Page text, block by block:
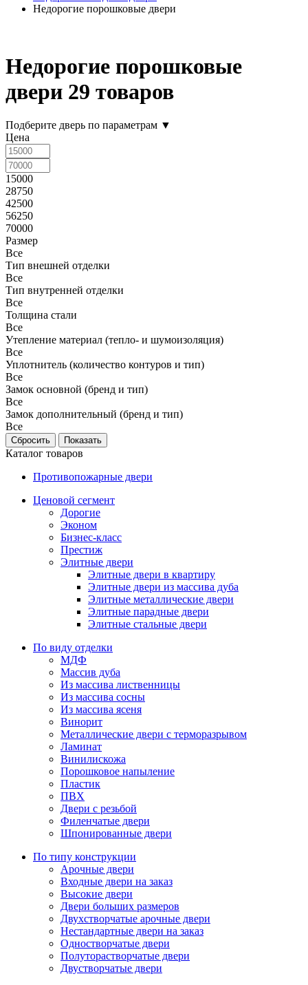
Недорогие порошковые двери
Недорогие порошковые
двери 29 товаров
Подберите дверь по параметрам ▼
Цена
15000
28750
42500
56250
70000
Размер
Все
Тип внешней отделки
Все
Тип внутренней отделки
Все
Толщина стали
Все
Утепление материал (тепло- и шумоизоляция)
Все
Уплотнитель (количество контуров и тип)
Все
Замок основной (бренд и тип)
Все
Замок дополнительный (бренд и тип)
Все
Каталог товаров
Противопожарные двери
Ценовой сегмент
Дорогие
Эконом
Бизнес-класс
Престиж
Элитные двери
Элитные двери в квартиру
Элитные двери из массива дуба
Элитные металлические двери
Элитные парадные двери
Элитные стальные двери
По виду отделки
МДФ
Массив дуба
Из массива лиственницы
Из массива сосны
Из массива ясеня
Винорит
Металлические двери с терморазрывом
Ламинат
Винилискожа
Порошковое напыление
Пластик
ПВХ
Двери с резьбой
Филенчатые двери
Шпонированные двери
По типу конструкции
Арочные двери
Входные двери на заказ
Высокие двери
Двери больших размеров
Двухстворчатые арочные двери
Нестандартные двери на заказ
Одностворчатые двери
Полуторастворчатые двери
Двустворчатые двери